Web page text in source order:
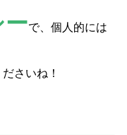
で、個人的には
さいね！